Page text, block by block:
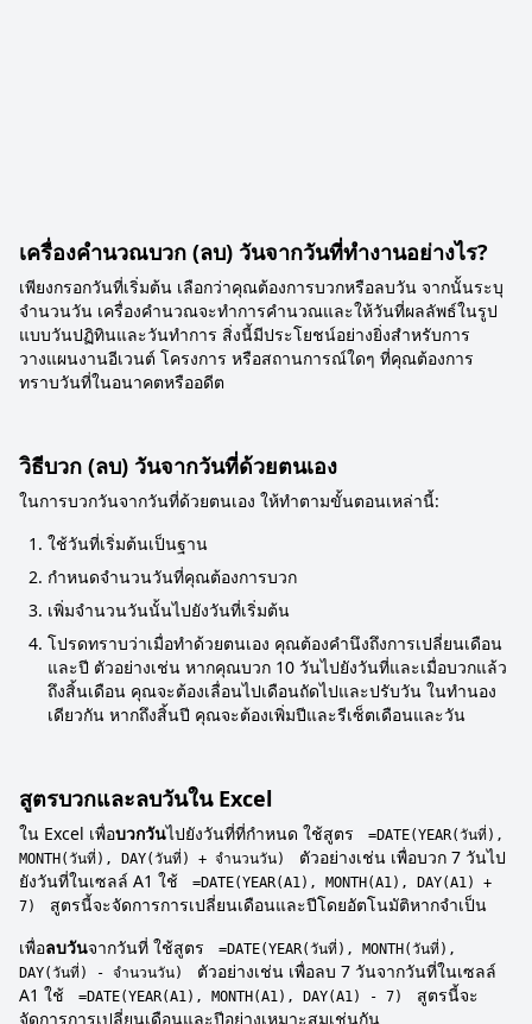
เครื่องคำนวณบวก (ลบ) วันจากวันที่ทำงานอย่างไร?
เพียงกรอกวันที่เริ่มต้น เลือกว่าคุณต้องการบวกหรือลบวัน จากนั้นระบุ
จำนวนวัน เครื่องคำนวณจะทำการคำนวณและให้วันที่ผลลัพธ์ในรูป
แบบวันปฏิทินและวันทำการ สิ่งนี้มีประโยชน์อย่างยิ่งสำหรับการ
วางแผนงานอีเวนต์ โครงการ หรือสถานการณ์ใดๆ ที่คุณต้องการ
ทราบวันที่ในอนาคตหรืออดีต
วิธีบวก (ลบ) วันจากวันที่ด้วยตนเอง
ในการบวกวันจากวันที่ด้วยตนเอง ให้ทำตามขั้นตอนเหล่านี้:
ใช้วันที่เริ่มต้นเป็นฐาน
กำหนดจำนวนวันที่คุณต้องการบวก
เพิ่มจำนวนวันนั้นไปยังวันที่เริ่มต้น
โปรดทราบว่าเมื่อทำด้วยตนเอง คุณต้องคำนึงถึงการเปลี่ยนเดือน
และปี ตัวอย่างเช่น หากคุณบวก 10 วันไปยังวันที่และเมื่อบวกแล้ว
ถึงสิ้นเดือน คุณจะต้องเลื่อนไปเดือนถัดไปและปรับวัน ในทำนอง
เดียวกัน หากถึงสิ้นปี คุณจะต้องเพิ่มปีและรีเซ็ตเดือนและวัน
สูตรบวกและลบวันใน Excel
ใน Excel เพื่อบวกวันไปยังวันที่ที่กำหนด ใช้สูตร
=DATE(YEAR(วันที่),
MONTH(วันที่), DAY(วันที่) + จำนวนวัน)
ตัวอย่างเช่น เพื่อบวก 7 วันไป
ยังวันที่ในเซลล์ A1 ใช้
=DATE(YEAR(A1), MONTH(A1), DAY(A1) +
7)
สูตรนี้จะจัดการการเปลี่ยนเดือนและปีโดยอัตโนมัติหากจำเป็น
เพื่อลบวันจากวันที่ ใช้สูตร
=DATE(YEAR(วันที่), MONTH(วันที่),
DAY(วันที่) - จำนวนวัน)
ตัวอย่างเช่น เพื่อลบ 7 วันจากวันที่ในเซลล์
A1 ใช้
=DATE(YEAR(A1), MONTH(A1), DAY(A1) - 7)
สูตรนี้จะ
จัดการการเปลี่ยนเดือนและปีอย่างเหมาะสมเช่นกัน